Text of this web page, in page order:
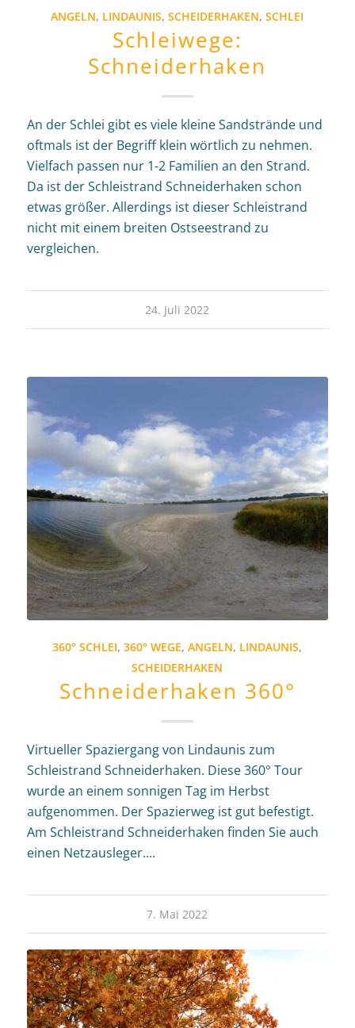
ANGELN, LINDAUNIS,SCHEIDERHAKEN,SCHLEI
Schleiwege:
Schneiderhaken
An der Schlei gibt es viele kleine Sandstrände und
oftmals ist der Begriff klein wörtlich zu nehmen.
Vielfach passen nur 1-2 Familien an den Strand.
Da ist der Schleistrand Schneiderhaken schon
etwas größer. Allerdings ist dieser Schleistrand
nicht mit einem breiten Ostseestrand zu
vergleichen.
24. Juli 2022
360° SCHLEI,360° WEGE,ANGELN, LINDAUNIS,
SCHEIDERHAKEN
Schneiderhaken 360°
Virtueller Spaziergang von Lindaunis zum
Schleistrand Schneiderhaken. Diese 360° Tour
wurde an einem sonnigen Tag im Herbst
aufgenommen. Der Spazierweg ist gut befestigt.
Am Schleistrand Schneiderhaken finden Sie auch
einen Netzausleger....
7. Mai 2022